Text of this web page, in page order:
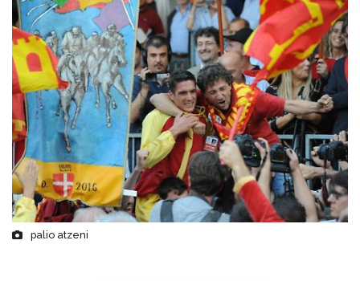
palio atzeni